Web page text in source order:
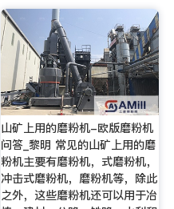
山矿上用的磨粉机-欧版磨粉机
问答_黎明 常见的山矿上用的磨
粉机主要有磨粉机，式磨粉机，
冲击式磨粉机，磨粉机等，除此
之外，这些磨粉机还可以用于冶